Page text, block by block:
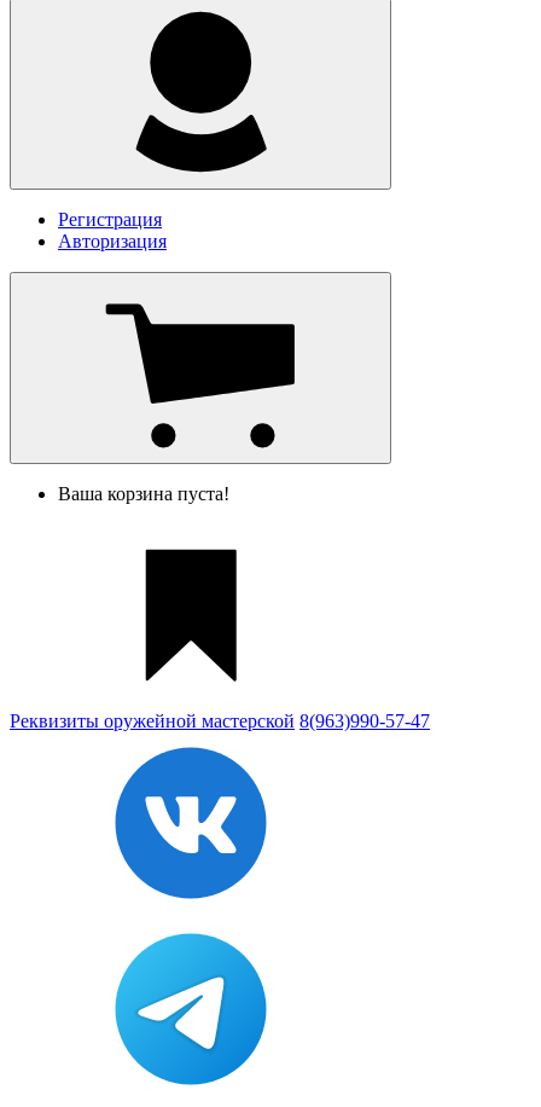
Регистрация
Авторизация
Ваша корзина пуста!
Реквизиты оружейной мастерской 8(963)990-57-47